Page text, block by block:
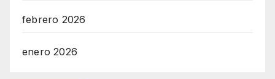
febrero 2026
enero 2026